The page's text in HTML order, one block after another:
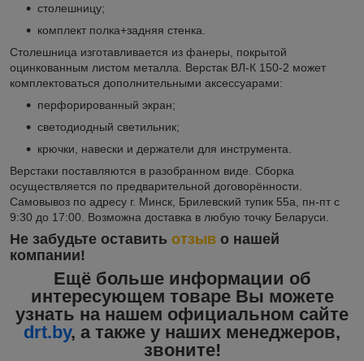
столешницу;
комплект полка+задняя стенка.
Столешница изготавливается из фанеры, покрытой
оцинкованным листом металла. Верстак ВЛ-К 150-2 может
комплектоваться дополнительными аксессуарами:
перфорированный экран;
светодиодный светильник;
крючки, навески и держатели для инструмента.
Верстаки поставляются в разобранном виде. Сборка
осуществляется по предварительной договорённости.
Самовывоз по адресу г. Минск, Брилевский тупик 55а, пн-пт с
9:30 до 17:00. Возможна доставка в любую точку Беларуси.
Не забудьте оставить отзыв о нашей
компании!
Ещё больше информации об
интересующем товаре Вы можете
узнать на нашем официальном сайте
drt.by, а также у наших менеджеров,
звоните!